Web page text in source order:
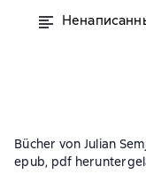
Bücher von Julian
epub, pdf